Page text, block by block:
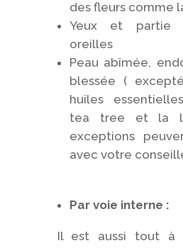
des fleurs comme
Yeux et partie
oreilles
Peau abîmée,
blessée (
huiles
tea tree et la
exceptions
avec votre
Par voie interne :
Il est aussi tout à